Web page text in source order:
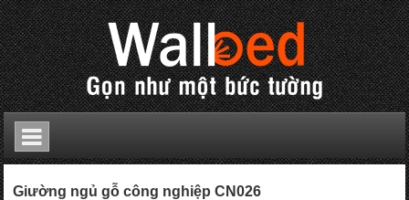
Gi­ường ngủ gỗ công nghiệp CN026